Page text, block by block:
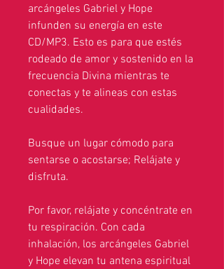
arcángeles Gabriel y Hope
infunden su energía en este
CD/MP3. Esto es para que estés
rodeado de amor y sostenido en la
frecuencia Divina mientras te
conectas y te alineas con estas
cualidades.
Busque un lugar cómodo para
sentarse o acostarse; Relájate y
disfruta.
Por favor, relájate y concéntrate en
tu respiración. Con cada
inhalación, los arcángeles Gabriel
y Hope elevan tu antena espiritual